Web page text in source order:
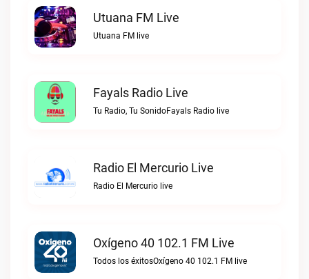
Utuana FM Live
Utuana FM live
Fayals Radio Live
Tu Radio, Tu SonidoFayals Radio live
Radio El Mercurio Live
Radio El Mercurio live
Oxígeno 40 102.1 FM Live
Todos los éxitosOxígeno 40 102.1 FM live